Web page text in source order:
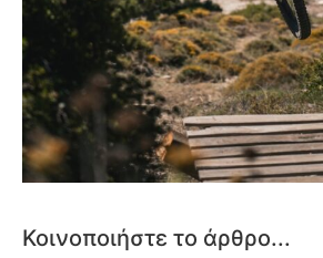
Κοινοποιήστε το άρθρο...